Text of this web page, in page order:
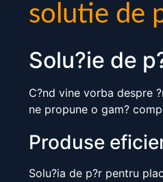
solutie de
Solu?ie de
C?nd vine vorba despre
ne propune o gam?
Produse
Solu?ia de p?r pentru